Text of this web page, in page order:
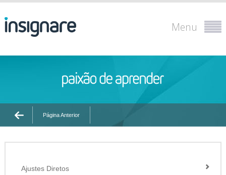
Menu
Página Anterior
Ajustes Diretos